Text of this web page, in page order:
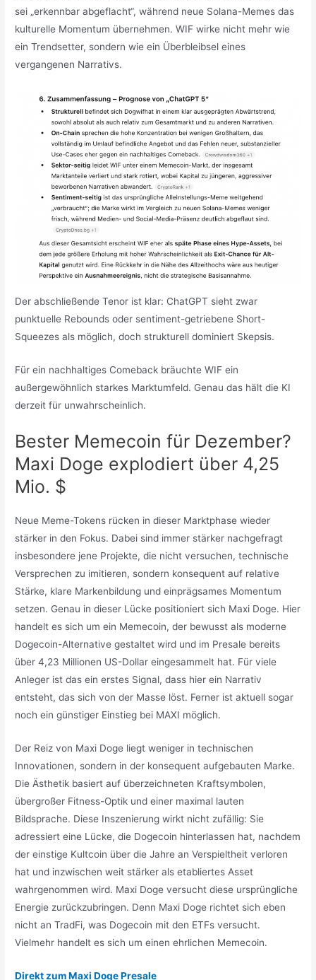
sei „erkennbar abgeflacht“, während neue Solana-Memes das
kulturelle Momentum übernehmen. WIF wirke nicht mehr wie
ein Trendsetter, sondern wie ein Überbleibsel eines
vergangenen Narrativs.
Der abschließende Tenor ist klar: ChatGPT sieht zwar
punktuelle Rebounds oder sentiment-getriebene Short-
Squeezes als möglich, doch strukturell dominiert Skepsis.
Für ein nachhaltiges Comeback bräuchte WIF ein
außergewöhnlich starkes Marktumfeld. Genau das hält die KI
derzeit für unwahrscheinlich.
Bester Memecoin für Dezember?
Maxi Doge explodiert über 4,25
Mio. $
Neue Meme-Tokens rücken in dieser Marktphase wieder
stärker in den Fokus. Dabei sind immer stärker nachgefragt
insbesondere jene Projekte, die nicht versuchen, technische
Versprechen zu imitieren, sondern konsequent auf relative
Stärke, klare Markenbildung und einprägsames Momentum
setzen. Genau in dieser Lücke positioniert sich Maxi Doge. Hier
handelt es sich um ein Memecoin, der bewusst als moderne
Dogecoin-Alternative gestaltet wird und im Presale bereits
über 4,23 Millionen US-Dollar eingesammelt hat. Für viele
Anleger ist das ein erstes Signal, dass hier ein Narrativ
entsteht, das sich von der Masse löst. Ferner ist aktuell sogar
noch ein günstiger Einstieg bei MAXI möglich.
Der Reiz von Maxi Doge liegt weniger in technischen
Innovationen, sondern in der konsequent aufgebauten Marke.
Die Ästhetik basiert auf überzeichneten Kraftsymbolen,
übergroßer Fitness-Optik und einer maximal lauten
Bildsprache. Diese Inszenierung wirkt nicht zufällig: Sie
adressiert eine Lücke, die Dogecoin hinterlassen hat, nachdem
der einstige Kultcoin über die Jahre an Verspieltheit verloren
hat und inzwischen weit stärker als etabliertes Asset
wahrgenommen wird. Maxi Doge versucht diese ursprüngliche
Energie zurückzubringen. Denn Maxi Doge richtet sich eben
nicht an TradFi, was Dogecoin mit den ETFs versucht.
Vielmehr handelt es sich um einen ehrlichen Memecoin.
Direkt zum Maxi Doge Presale